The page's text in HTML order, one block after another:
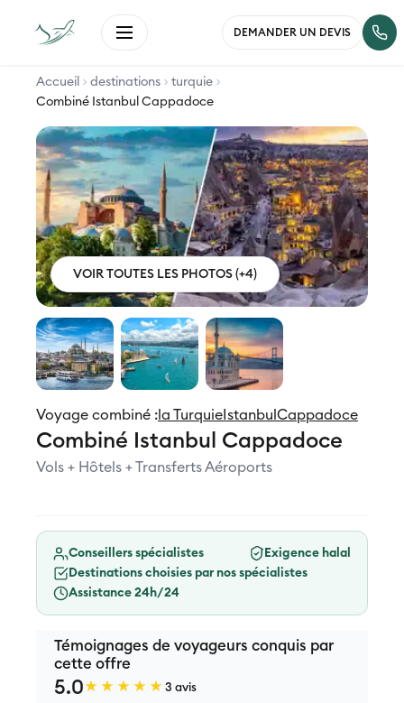
DEMANDER UN DEVIS
Accueil destinations
turquie
Combiné Istanbul Cappadoce
VOIR TOUTES LES PHOTOS (+4)
Voyage combiné : la Turquie Istanbul Cappadoce
Combiné Istanbul Cappadoce
Vols + Hôtels + Transferts Aéroports
Conseillers spécialistes
Exigence halal
Destinations choisies par nos spécialistes
Assistance 24h/24
Témoignages de voyageurs conquis par
cette offre
5.0★★★★★ 3 avis